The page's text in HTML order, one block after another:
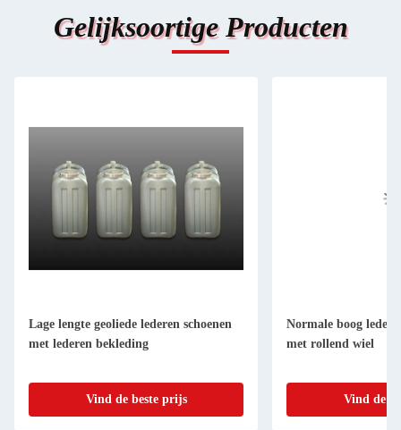
Gelijksoortige Producten
Lage lengte geoliede lederen schoenen
met lederen bekleding
Vind de beste prijs
Normale boog
met rollend wiel
Vind de